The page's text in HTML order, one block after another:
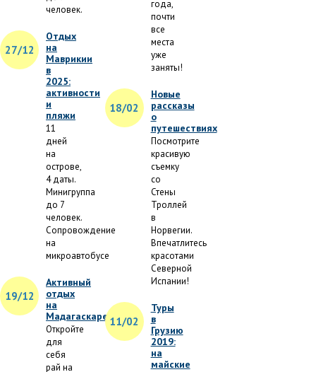
человек.
27/12
Отдых
на
Маврикии
в
2025:
активности
и
пляжи
11
дней
на
острове,
4 даты.
Минигруппа
до 7
человек.
Сопровождение
на
микроавтобусе
19/12
Активный
отдых
на
Мадагаскаре
Откройте
для
себя
рай на
года,
почти
все
места
уже
заняты!
18/02
Новые
рассказы
о
путешествиях
Посмотрите
красивую
съемку
со
Стены
Троллей
в
Норвегии.
Впечатлитесь
красотами
Северной
Испании!
11/02
Туры
в
Грузию
2019:
на
майские